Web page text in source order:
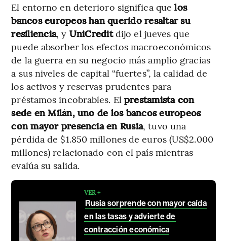
El entorno en deterioro significa que los
bancos europeos han querido resaltar su
resiliencia, y UniCreditdijo el jueves que
puede absorber los efectos macroeconómicos
de la guerra en su negocio más amplio gracias
a sus niveles de capital “fuertes”, la calidad de
los activos y reservas prudentes para
préstamos incobrables. El prestamista con
sede en Milán, uno de los bancos europeos
con mayor presencia en Rusia, tuvo una
pérdida de $1.850 millones de euros (US$2.000
millones) relacionado con el país mientras
evalúa su salida.
VER +
Rusia sorprende con mayor caída
en las tasas y advierte de
contracción económica